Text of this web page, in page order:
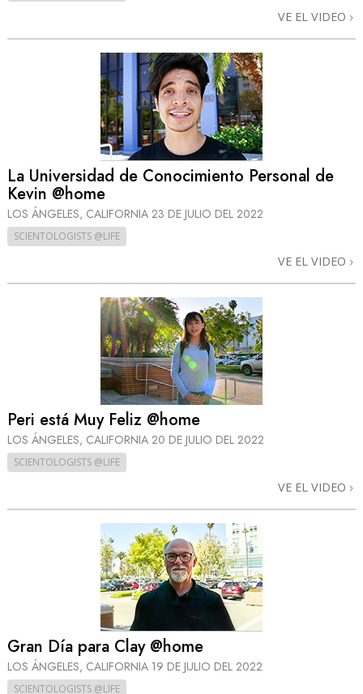
VE EL VIDEO
La Universidad de Conocimiento Personal de
Kevin @home
LOS ÁNGELES, CALIFORNIA 23 DE JULIO DEL 2022
SCIENTOLOGISTS @LIFE
VE EL VIDEO
Peri está Muy Feliz @home
LOS ÁNGELES, CALIFORNIA 20 DE JULIO DEL 2022
SCIENTOLOGISTS @LIFE
VE EL VIDEO
Gran Día para Clay @home
LOS ÁNGELES, CALIFORNIA 19 DE JULIO DEL 2022
SCIENTOLOGISTS @LIFE